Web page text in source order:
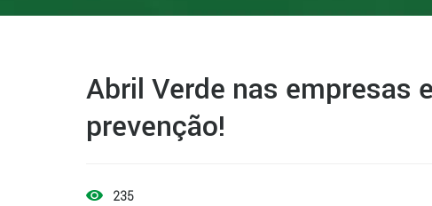
Abril Verde nas empresas
prevenção!
235